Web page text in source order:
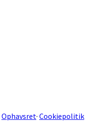
Ophavsret· Cookiepolitik